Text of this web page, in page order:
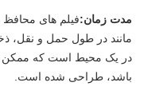
مدت زمان:فیلم های محافظ
مانند در طول حمل و نقل،
در یک محیط است که ممکن
باشد، طراحی شده است.